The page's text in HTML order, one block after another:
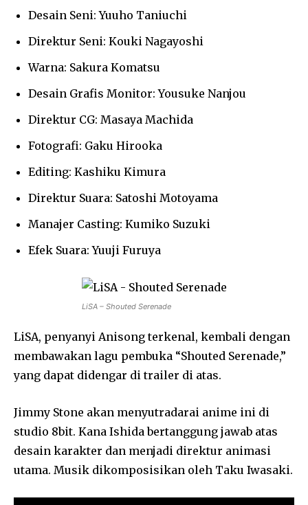
Desain Seni: Yuuho Taniuchi
Direktur Seni: Kouki Nagayoshi
Warna: Sakura Komatsu
Desain Grafis Monitor: Yousuke Nanjou
Direktur CG: Masaya Machida
Fotografi: Gaku Hirooka
Editing: Kashiku Kimura
Direktur Suara: Satoshi Motoyama
Manajer Casting: Kumiko Suzuki
Efek Suara: Yuuji Furuya
LiSA – Shouted Serenade
LiSA, penyanyi Anisong terkenal, kembali dengan
membawakan lagu pembuka “Shouted Serenade,”
yang dapat didengar di trailer di atas.
Jimmy Stone akan menyutradarai anime ini di
studio 8bit. Kana Ishida bertanggung jawab atas
desain karakter dan menjadi direktur animasi
utama. Musik dikomposisikan oleh Taku Iwasaki.